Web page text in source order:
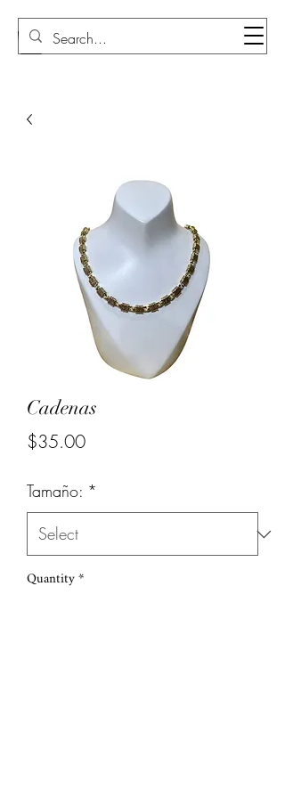
Cadenas
$35.00Price
Tamaño: *
Quantity*